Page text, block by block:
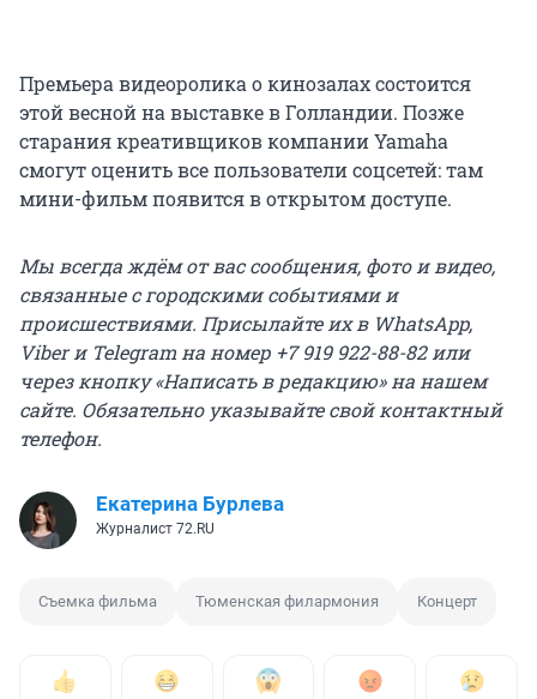
Премьера видеоролика о кинозалах состоится
этой весной на выставке в Голландии. Позже
старания креативщиков компании Yamaha
смогут оценить все пользователи соцсетей: там
мини-фильм появится в открытом доступе.
Мы всегдаждём от вас сообщения, фото и видео,
связанные с городскими событиями и
происшествиями. Присылайте ихв WhatsApp,
Viber и Telegram на номер +7 919 922-88-82 или
через кнопку«Написать в редакцию» на нашем
сайте. Обязательно указывайте свой контактный
телефон.
Екатерина Бурлева
Журналист 72.RU
Съемка фильма Тюменская филармония Концерт